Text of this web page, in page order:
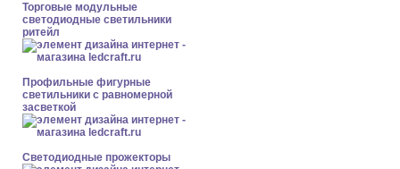
Торговые модульные
светодиодные светильники
ритейл
Профильные фигурные
светильники с равномерной
засветкой
Светодиодные прожекторы